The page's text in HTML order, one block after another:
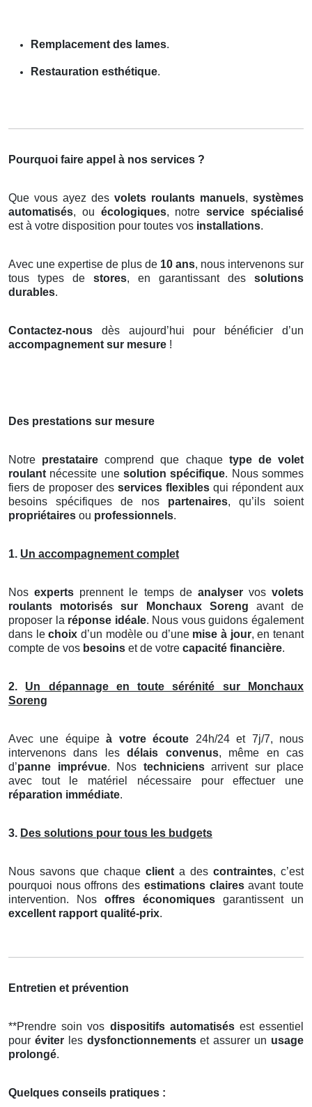
Remplacement des lames.
Restauration esthétique.
Pourquoi faire appel à nos services ?
Que vous ayez des volets roulants manuels, systèmes
automatisés, ou écologiques, notreservice spécialisé
est à votre disposition pour toutes vos installations.
Avec une expertise de plus de 10 ans, nous intervenons sur
tous types de stores, en garantissant des solutions
durables.
Contactez-nous dès aujourd’hui pour bénéficier d’un
accompagnement sur mesure !
Des prestations sur mesure
Notre prestataire comprend que chaque type de volet
roulant nécessite une solution spécifique. Nous sommes
fiers de proposer des services flexibles qui répondent aux
besoins spécifiques de nos partenaires, qu’ils soient
propriétaires ou professionnels.
1. Un accompagnement complet
Nosexperts prennent le temps de analyservos volets
roulants motorisés
sur Monchaux Soreng avant de
proposer la réponse idéale. Nous vous guidons également
dans lechoix d’un modèle ou d’une mise à jour, en tenant
compte de vos besoins et de votre capacité financière.
2. Un dépannage en toute sérénité sur Monchaux
Soreng
Avec une équipeà votre écoute 24h/24 et 7j/7, nous
intervenons dans lesdélais convenus, même en cas
d’panne imprévue. Nos techniciensarrivent sur place
avec tout le matériel nécessaire pour effectuer une
réparation immédiate.
3. Des solutions pour tous les budgets
Nous savons que chaque client a des contraintes, c’est
pourquoi nous offrons des estimations clairesavant toute
intervention. Nos offres économiques garantissent un
excellent rapport qualité-prix.
Entretien et prévention
**Prendre soin vos dispositifs automatisésest essentiel
pour éviterles dysfonctionnementset assurer un usage
prolongé.
Quelques conseils pratiques :